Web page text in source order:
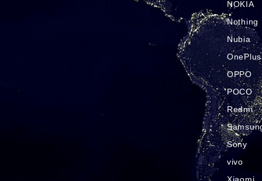
NOKIA
Nothing
Nubia
OnePlus
OPPO
POCO
Redmi
Sony
vivo